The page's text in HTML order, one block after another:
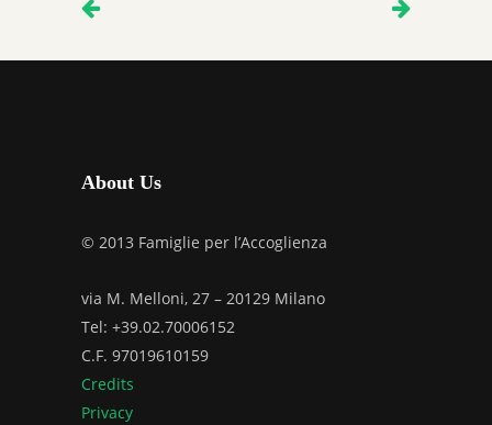
About Us
© 2013 Famiglie per l’Accoglienza
via M. Melloni, 27 – 20129 Milano
Tel: +39.02.70006152
C.F. 97019610159
Credits
Privacy